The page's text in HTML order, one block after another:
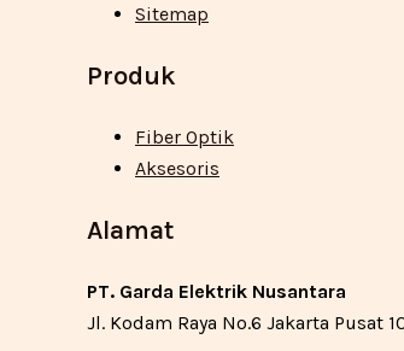
Sitemap
Produk
Fiber Optik
Aksesoris
Alamat
PT. Garda Elektrik Nusantara
Jl. Kodam Raya No.6 Jakarta Pusat